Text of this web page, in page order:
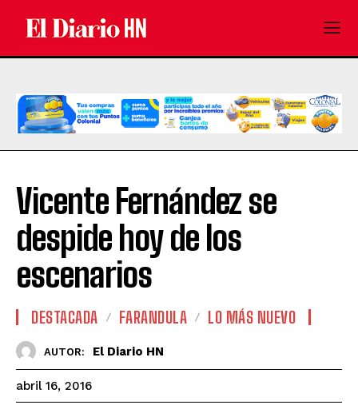
Vicente Fernández se
despide hoy de los
escenarios
DESTACADA FARANDULA LO MÁS NUEVO
AUTOR: El Diario HN
abril 16, 2016